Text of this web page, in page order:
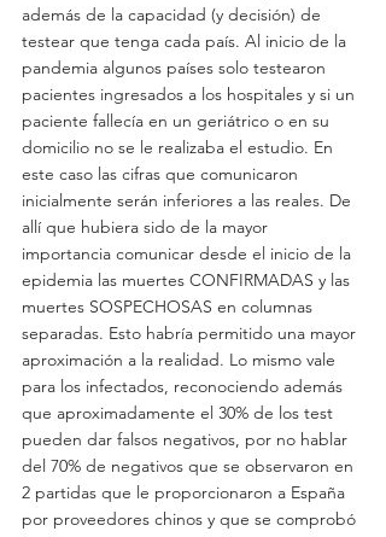
además de la capacidad (y decisión) de
testear que tenga cada país. Al inicio de la
pandemia algunos países solo testearon
pacientes ingresados a los hospitales y si un
paciente fallecía en un geriátrico o en su
domicilio no se le realizaba el estudio. En
este caso las cifras que comunicaron
inicialmente serán inferiores a las reales. De
allí que hubiera sido de la mayor
importancia comunicar desde el inicio de la
epidemia las muertes CONFIRMADAS y las
muertes SOSPECHOSAS en columnas
separadas. Esto habría permitido una mayor
aproximación a la realidad. Lo mismo vale
para los infectados, reconociendo además
que aproximadamente el 30% de los test
pueden dar falsos negativos, por no hablar
del 70% de negativos que se observaron en
2 partidas que le proporcionaron a España
por proveedores chinos y que se comprobó